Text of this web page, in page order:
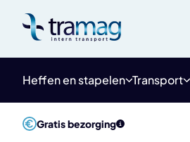
content
Heffen en stapelen Transport
Gratis bezorging